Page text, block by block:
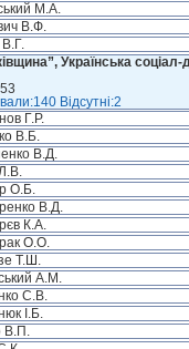
М.А.
В.Ф.
Українська
Відсутні:2
Г.Р.
В.Б.
В.Д.
О.Б.
В.Д.
К.А.
О.О.
Т.Ш.
А.М.
С.В.
І.Б.
В.П.